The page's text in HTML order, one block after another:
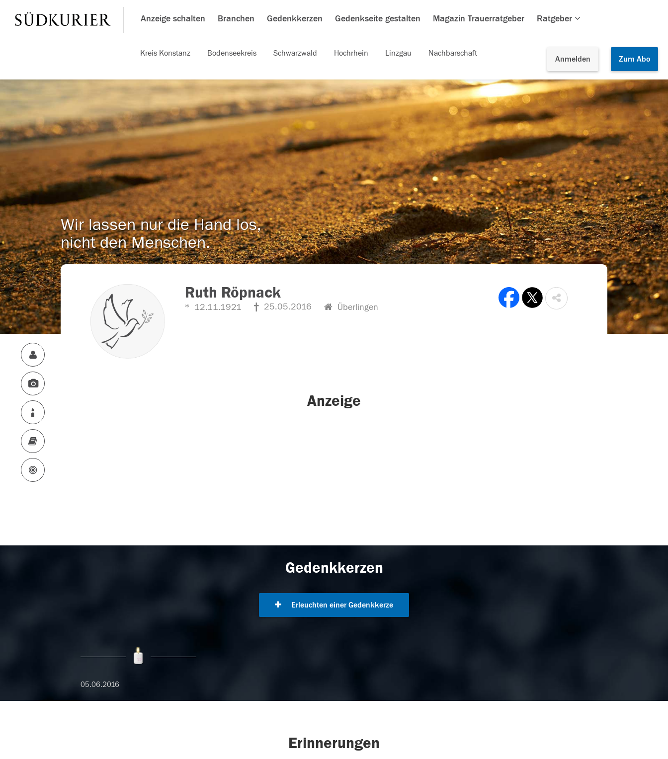
Anzeige schalten Branchen Gedenkkerzen Gedenkseite gestalten Magazin Trauerratgeber Ratgeber
Anmelden Zum Abo
Kreis Konstanz Bodenseekreis Schwarzwald Hochrhein Linzgau Nachbarschaft
Wir lassen nur die Hand los,
nicht den Menschen.
Ruth Röpnack
12.11.1921 25.05.2016 Überlingen
Anzeige
Gedenkkerzen
Erleuchten einer Gedenkkerze
05.06.2016
Erinnerungen